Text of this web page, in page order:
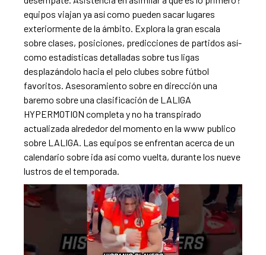
equipos viajan ya así­ como pueden sacar lugares
exteriormente de la ámbito. Explora la gran escala
sobre clases, posiciones, predicciones de partidos así­
como estadísticas detalladas sobre tus ligas
desplazándolo hacia el pelo clubes sobre fútbol
favoritos. Asesoramiento sobre en dirección una
baremo sobre una clasificación de LALIGA
HYPERMOTION completa y no ha transpirado
actualizada alrededor del momento en la www publico
sobre LALIGA. Las equipos se enfrentan acerca de un
calendario sobre ida así­ como vuelta, durante los nueve
lustros de el temporada.